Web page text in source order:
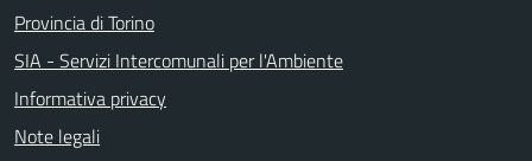
Provincia di Torino
SIA - Servizi Intercomunali per l'Ambiente
Informativa privacy
Note legali